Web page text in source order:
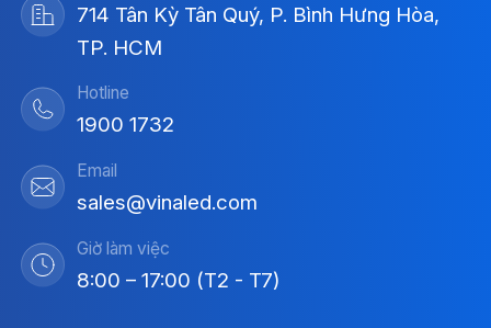
714 Tân Kỳ Tân Quý, P. Bình Hưng Hòa,
TP. HCM
Hotline
1900 1732
Email
sales@vinaled.com
Giờ làm việc
8:00 – 17:00 (T2 - T7)